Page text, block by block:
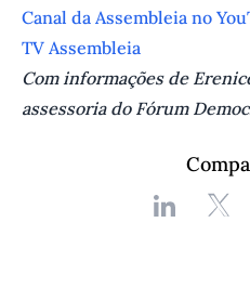
Canal da Assembleia no
TV Assembleia
Com informações de
assessoria do Fórum